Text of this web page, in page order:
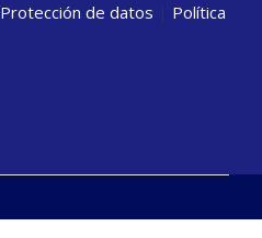
Protección de datos | Política